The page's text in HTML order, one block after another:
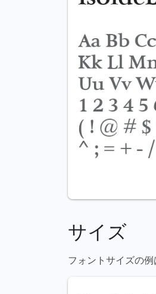
サイズ
フォントサイズの